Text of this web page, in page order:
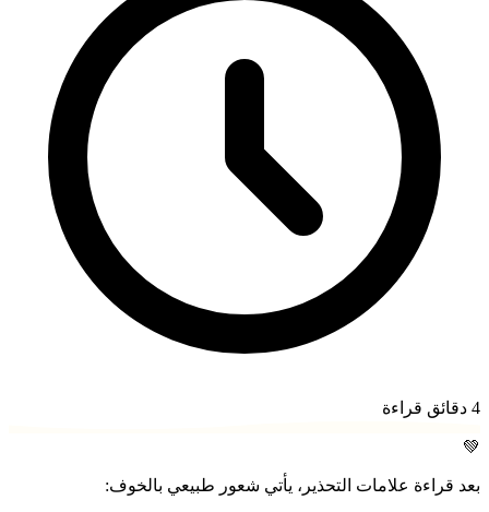
4 دقائق قراءة
💚
بعد قراءة علامات التحذير، يأتي شعور طبيعي بالخوف: